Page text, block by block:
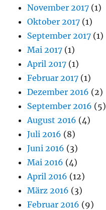
November 2017 (1)
Oktober 2017 (1)
September 2017 (1)
Mai 2017 (1)
April 2017 (1)
Februar 2017 (1)
Dezember 2016 (2)
September 2016 (5)
August 2016 (4)
Juli 2016 (8)
Juni 2016 (3)
Mai 2016 (4)
April 2016 (12)
März 2016 (3)
Februar 2016 (9)